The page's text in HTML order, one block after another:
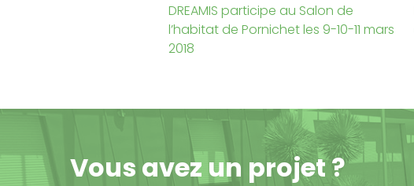
DREAMIS participe au Salon de
l’habitat de Pornichet les 9-10-11 mars
2018
Vous avez un projet ?